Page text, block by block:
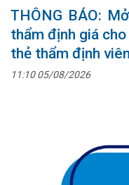
THÔNG BÁO:
thẩm định giá
thẻ thẩm định
11:10 05/08/2026